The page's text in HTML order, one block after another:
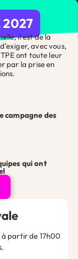
la croissance
?
libéral
contacter pour
se feront un plaisir
adhérent ?
2027
il est de la
avec vous,
ont toute leur
par la prise en
campagne des
qui ont
à partir de 17h00